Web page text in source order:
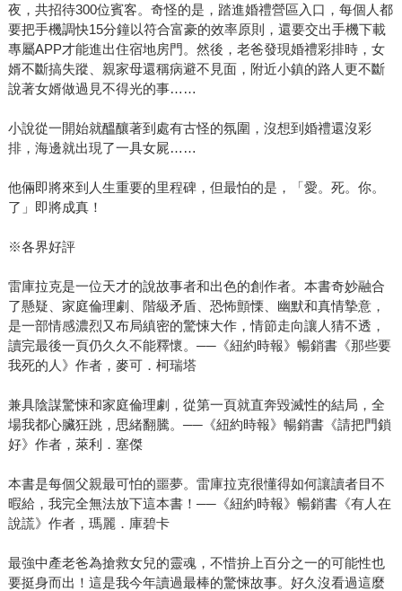
夜，共招待300位賓客。奇怪的是，踏進婚禮營區入口，每個人都
要把手機調快15分鐘以符合富豪的效率原則，還要交出手機下載
專屬APP才能進出住宿地房門。然後，老爸發現婚禮彩排時，女
婿不斷搞失蹤、親家母還稱病避不見面，附近小鎮的路人更不斷
說著女婿做過見不得光的事……
小說從一開始就醞釀著到處有古怪的氛圍，沒想到婚禮還沒彩
排，海邊就出現了一具女屍……
他倆即將來到人生重要的里程碑，但最怕的是，「愛。死。你。
了」即將成真！
※各界好評
雷庫拉克是一位天才的說故事者和出色的創作者。本書奇妙融合
了懸疑、家庭倫理劇、階級矛盾、恐怖顫慄、幽默和真情摯意，
是一部情感濃烈又布局縝密的驚悚大作，情節走向讓人猜不透，
讀完最後一頁仍久久不能釋懷。──《紐約時報》暢銷書《那些要
我死的人》作者，麥可．柯瑞塔
兼具陰謀驚悚和家庭倫理劇，從第一頁就直奔毀滅性的結局，全
場我都心臟狂跳，思緒翻騰。──《紐約時報》暢銷書《請把門鎖
好》作者，萊利．塞傑
本書是每個父親最可怕的噩夢。雷庫拉克很懂得如何讓讀者目不
暇給，我完全無法放下這本書！──《紐約時報》暢銷書《有人在
說謊》作者，瑪麗．庫碧卡
最強中產老爸為搶救女兒的靈魂，不惜拚上百分之一的可能性也
要挺身而出！這是我今年讀過最棒的驚悚故事。好久沒看過這麼